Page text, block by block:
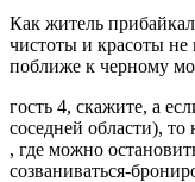
Как житель
чистоты и красоты не
поближе к черному
гость 4, скажите, а
соседней области), то
, где можно
созваниваться-